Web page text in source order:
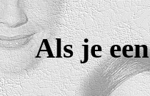
Als je